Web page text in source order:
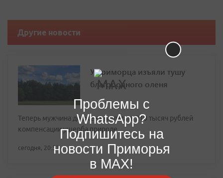
Другие новости
У приморца изъяли тушу
благородного оленя
Теперь мужчина должен выплатить 210 тысяч рублей
компенсации ущерба природе
сегодня, 20:32
Проблемы с
WhatsApp?
Подпишитесь на
новости Приморья
в MAX!